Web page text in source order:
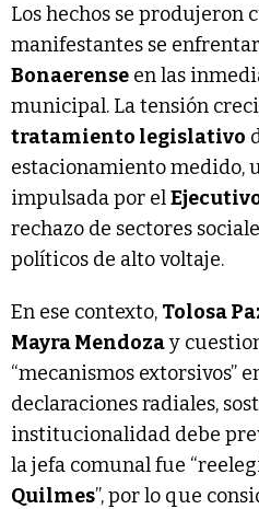
Los hechos se produjeron
manifestantes se
Bonaerense en las
municipal. La tensión
tratamiento legislativo
estacionamiento medido,
impulsada por el
rechazo de sectores
políticos de alto voltaje.
En ese contexto, Tolosa
Mayra Mendozay
“mecanismos extorsivos”
declaraciones radiales,
institucionalidad debe
la jefa comunal fue
Quilmes”, por lo que